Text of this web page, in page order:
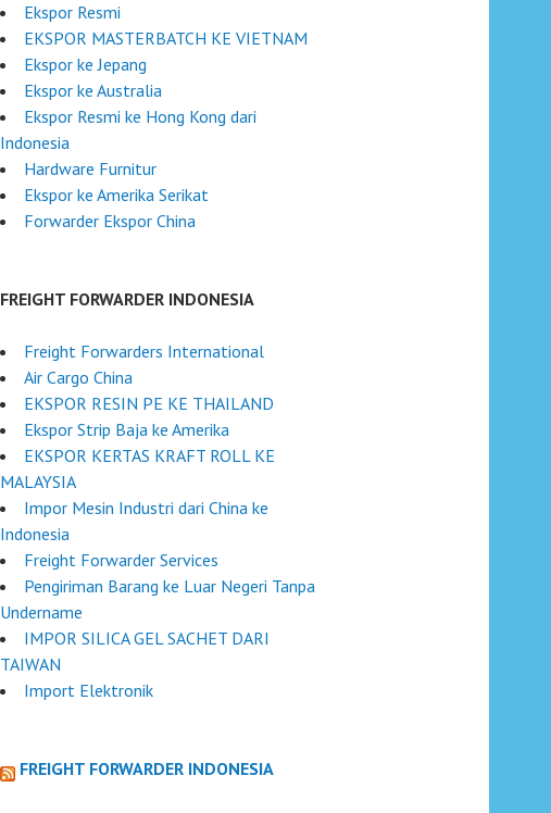
Ekspor Resmi
EKSPOR MASTERBATCH KE VIETNAM
Ekspor ke Jepang
Ekspor ke Australia
Ekspor Resmi ke Hong Kong dari
Indonesia
Hardware Furnitur
Ekspor ke Amerika Serikat
Forwarder Ekspor China
FREIGHT FORWARDER INDONESIA
Freight Forwarders International
Air Cargo China
EKSPOR RESIN PE KE THAILAND
Ekspor Strip Baja ke Amerika
EKSPOR KERTAS KRAFT ROLL KE
MALAYSIA
Impor Mesin Industri dari China ke
Indonesia
Freight Forwarder Services
Pengiriman Barang ke Luar Negeri Tanpa
Undername
IMPOR SILICA GEL SACHET DARI
TAIWAN
Import Elektronik
FREIGHT FORWARDER INDONESIA